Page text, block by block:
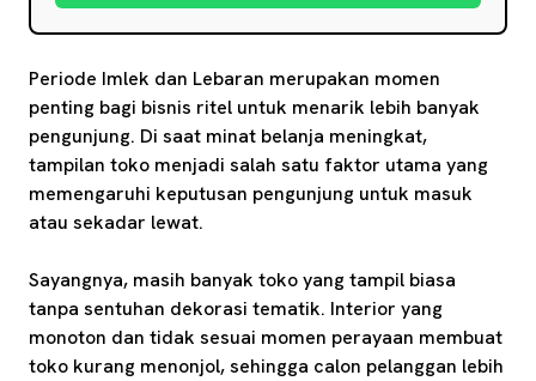
Periode Imlek dan Lebaran merupakan momen
penting bagi bisnis ritel untuk menarik lebih banyak
pengunjung. Di saat minat belanja meningkat,
tampilan toko menjadi salah satu faktor utama yang
memengaruhi keputusan pengunjung untuk masuk
atau sekadar lewat.
Sayangnya, masih banyak toko yang tampil biasa
tanpa sentuhan dekorasi tematik. Interior yang
monoton dan tidak sesuai momen perayaan membuat
toko kurang menonjol, sehingga calon pelanggan lebih